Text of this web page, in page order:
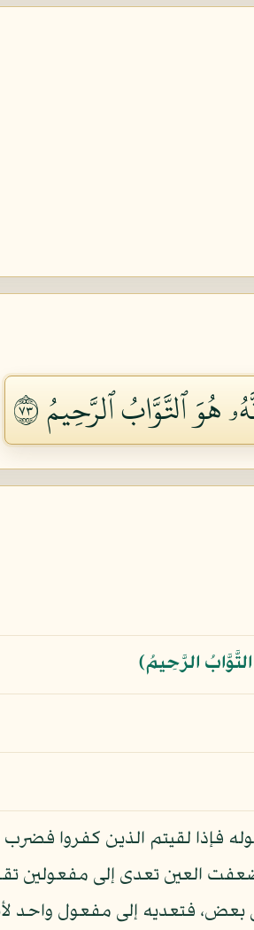
ٱلتَّوَّابُ ٱلرَّحِيمُ ٣٧
الرَّحِيمُ﴾
) و " لقد لقينا من سفرنا هذا نصبا " ( 3 ) فإذا ضعفت
متاعك على بعض، فتعديه إلى مفعول